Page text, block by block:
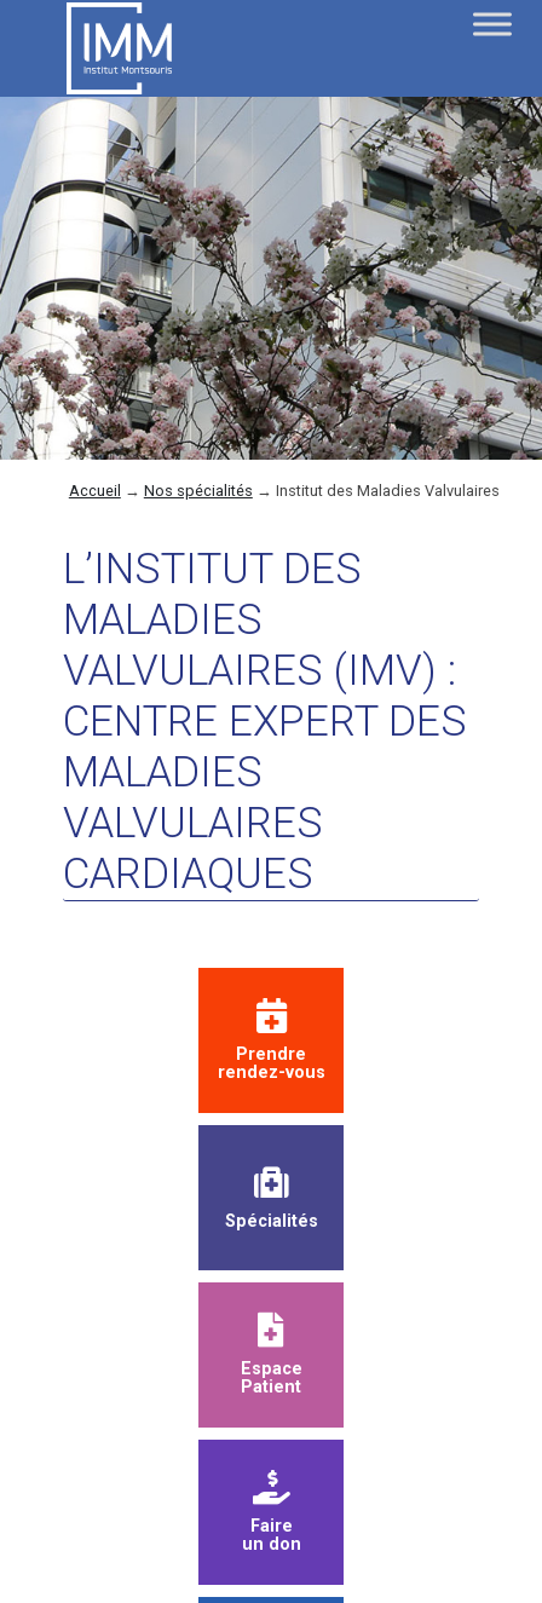
Accueil → Nos spécialités → Institut des Maladies Valvulaires
L’INSTITUT DES
MALADIES
VALVULAIRES (IMV) :
CENTRE EXPERT DES
MALADIES
VALVULAIRES
CARDIAQUES
Prendre
rendez-vous
Spécialités
Espace
Patient
Faire
un don